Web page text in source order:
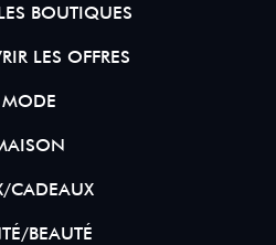
BOUTIQUES
LES OFFRES
MODE
CADEAUX
BEAUTÉ